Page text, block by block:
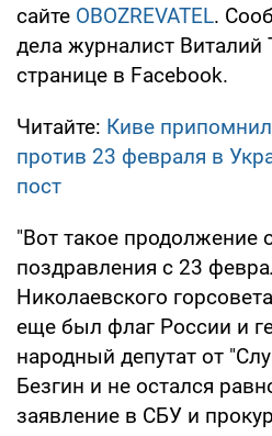
сайте OBOZREVATEL.
дела журналист
странице в Facebook.
Читайте: Киве
против 23 февраля в
пост
"Вот такое продолжение
поздравления с 23
Николаевского
еще был флаг России и
народный депутат от
Безгин и не остался
заявление в СБУ и